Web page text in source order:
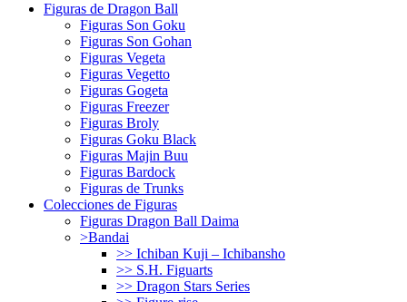
Figuras de Dragon Ball
Figuras Son Goku
Figuras Son Gohan
Figuras Vegeta
Figuras Vegetto
Figuras Gogeta
Figuras Freezer
Figuras Broly
Figuras Goku Black
Figuras Majin Buu
Figuras Bardock
Figuras de Trunks
Colecciones de Figuras
Figuras Dragon Ball Daima
>Bandai
>> Ichiban Kuji – Ichibansho
>> S.H. Figuarts
>> Dragon Stars Series